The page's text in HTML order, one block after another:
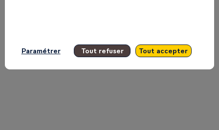
Main
Stage
Paramétrer Tout refuser Tout accepter